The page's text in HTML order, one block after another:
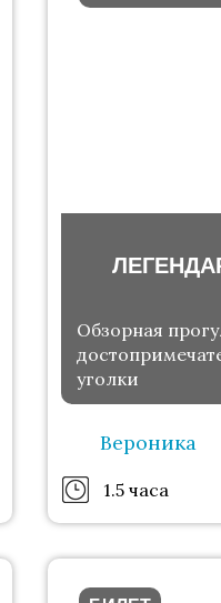
Обзорная
уголки
Вероника
1.5 часа